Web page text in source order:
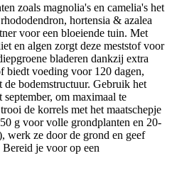
zoals magnolia's en camelia's het
hortensia & azalea
voor een bloeiende tuin. Met
en algen zorgt deze meststof voor
bladeren dankzij extra
biedt voeding voor 120 dagen,
de bodemstructuur. Gebruik het
om maximaal te
de korrels met het maatschepje
g voor volle grondplanten en 20-
werk ze door de grond en geef
je voor op een